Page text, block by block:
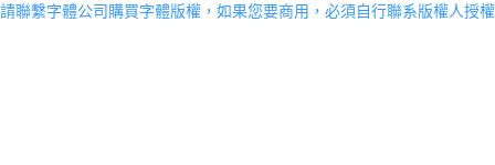
請聯繫字體公司購買字體版權，如果您要商用，必須自行聯系版權人授